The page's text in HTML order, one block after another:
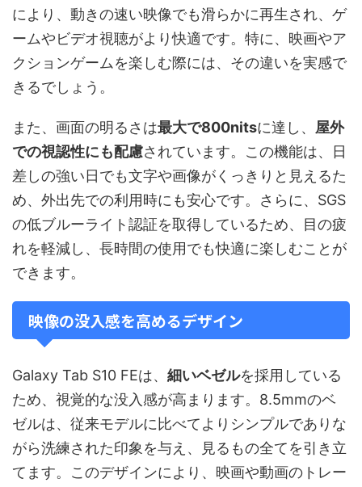
により、動きの速い映像でも滑らかに再生され、ゲ
ームやビデオ視聴がより快適です。特に、映画やア
クションゲームを楽しむ際には、その違いを実感で
きるでしょう。
また、画面の明るさは最大で800nitsに達し、 屋外
での視認性にも配慮されています。この機能は、日
差しの強い日でも文字や画像がくっきりと見えるた
め、外出先での利用時にも安心です。さらに、SGS
の低ブルーライト認証を取得しているため、目の疲
れを軽減し、長時間の使用でも快適に楽しむことが
できます。
映像の没入感を高めるデザイン
Galaxy Tab S10 FEは、 細いベゼルを採用している
ため、視覚的な没入感が高まります。8.5mmのベ
ゼルは、従来モデルに比べてよりシンプルでありな
がら洗練された印象を与え、見るもの全てを引き立
てます。このデザインにより、映画や動画のトレー